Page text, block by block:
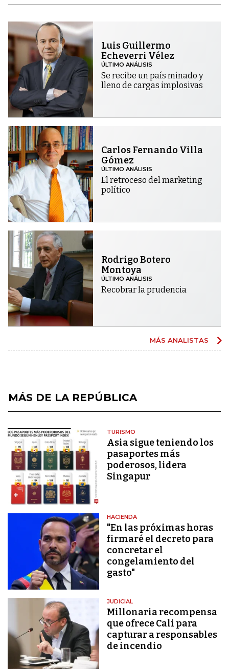
Luis Guillermo
Echeverri Vélez
ÚLTIMO ANÁLISIS
Se recibe un país minado y
lleno de cargas implosivas
Carlos Fernando Villa
Gómez
ÚLTIMO ANÁLISIS
El retroceso del marketing
político
Rodrigo Botero
Montoya
ÚLTIMO ANÁLISIS
Recobrar la prudencia
MÁS ANALISTAS
MÁS DE LA REPÚBLICA
TURISMO
Asia sigue teniendo los
pasaportes más
poderosos, lidera
Singapur
HACIENDA
"En las próximas horas
firmaré el decreto para
concretar el
congelamiento del
gasto"
JUDICIAL
Millonaria recompensa
que ofrece Cali para
capturar a responsables
de incendio